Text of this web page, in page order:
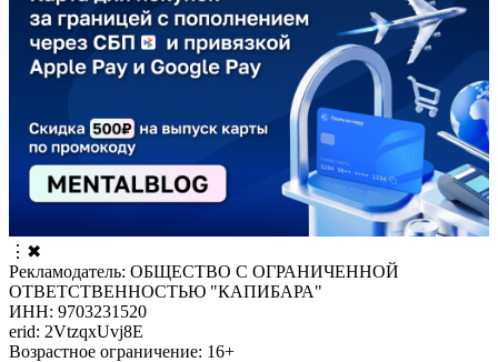
⋮ ✖
Рекламодатель: ОБЩЕСТВО С ОГРАНИЧЕННОЙ
ОТВЕТСТВЕННОСТЬЮ "КАПИБАРА"
ИНН: 9703231520
erid: 2VtzqxUvj8E
Возрастное ограничение: 16+